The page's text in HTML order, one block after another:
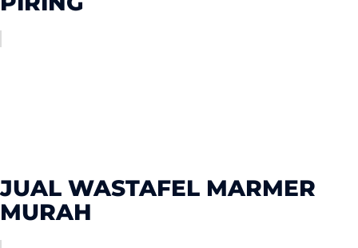
JUAL WASTAFEL MARMER
MURAH